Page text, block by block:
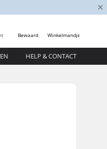
×
Winkelmandje
Bewaard
HELP & CONTACT